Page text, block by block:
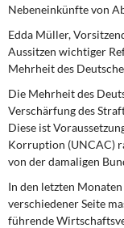
Nebeneinkünfte von
Edda Müller,
Aussitzen wichtiger
Mehrheit des
Die Mehrheit des
Verschärfung des
Diese ist
Korruption (UNCAC)
von der damaligen
In den letzten
verschiedener Seite
führende